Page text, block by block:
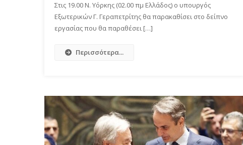
Στις 19.00 Ν. Υόρκης (02.00 πμ Ελλάδος) ο υπουργός
Εξωτερικών Γ. Γεραπετρίτης θα παρακαθίσει στο δείπνο
εργασίας που θα παραθέσει […]
Περισσότερα...